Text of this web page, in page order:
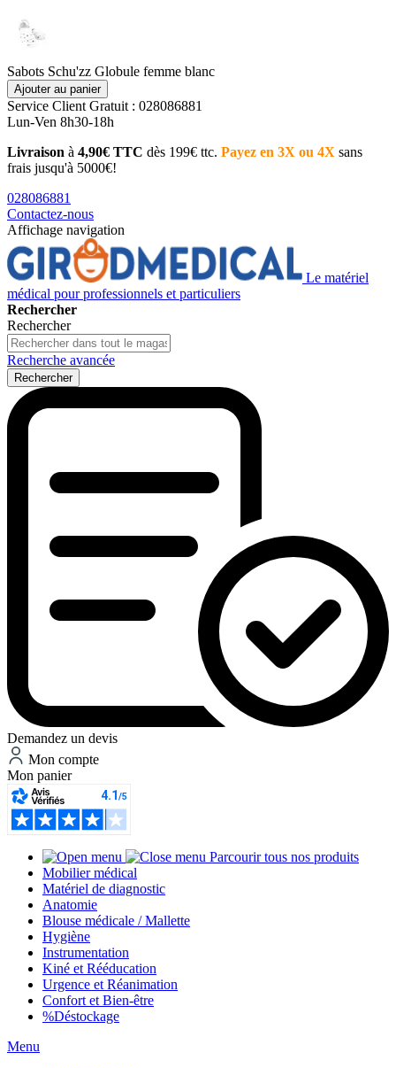
Sabots Schu'zz Globule femme blanc
Ajouter au panier
Service Client Gratuit : 028086881
Lun-Ven 8h30-18h
Livraison à 4,90€ TTC dès 199€ ttc. Payez en 3X ou 4X sans
frais jusqu'à 5000€!
028086881
Contactez-nous
Affichage navigation
Le matériel
médical pour professionnels et particuliers
Rechercher
Rechercher
Recherche avancée
Rechercher
Demandez un devis
Mon compte
Mon panier
Parcourir tous nos produits
Mobilier médical
Matériel de diagnostic
Anatomie
Blouse médicale / Mallette
Hygiène
Instrumentation
Kiné et Rééducation
Urgence et Réanimation
Confort et Bien-être
%Déstockage
Menu